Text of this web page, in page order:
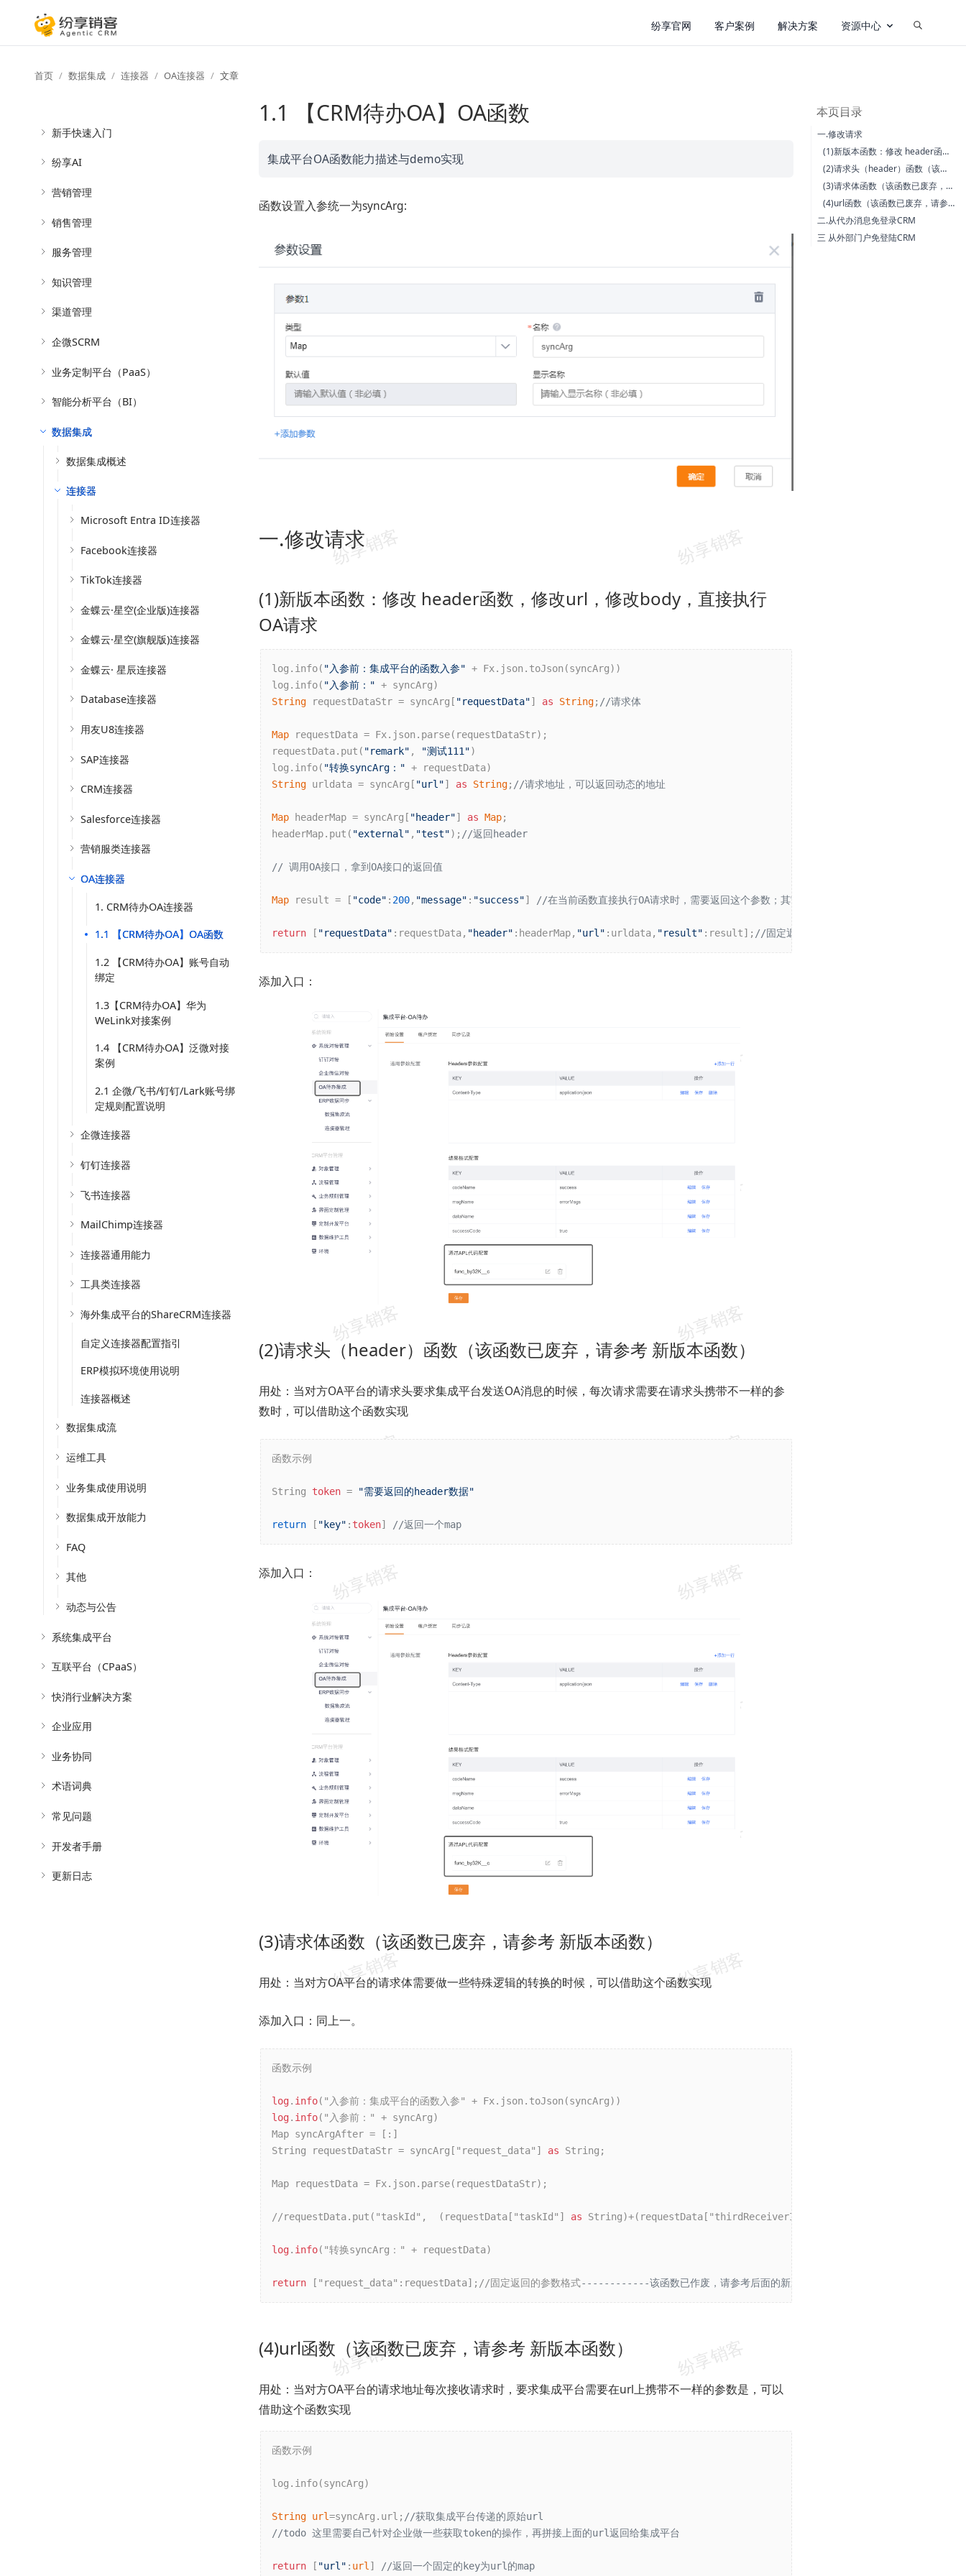
纷享官网 客户案例 解决方案 资源中心
首页 数据集成 连接器 OA连接器 文章
新手快速入门
纷享AI
营销管理
销售管理
服务管理
知识管理
渠道管理
企微SCRM
业务定制平台（PaaS）
智能分析平台（BI）
数据集成
数据集成概述
连接器
Microsoft Entra ID连接器
Facebook连接器
TikTok连接器
金蝶云·星空(企业版)连接器
金蝶云·星空(旗舰版)连接器
金蝶云· 星辰连接器
Database连接器
用友U8连接器
SAP连接器
CRM连接器
Salesforce连接器
营销服类连接器
OA连接器
1. CRM待办OA连接器
1.1 【CRM待办OA】OA函数
1.2 【CRM待办OA】账号自动
绑定
1.3【CRM待办OA】华为
WeLink对接案例
1.4 【CRM待办OA】泛微对接
案例
2.1 企微/飞书/钉钉/Lark账号绑
定规则配置说明
企微连接器
钉钉连接器
飞书连接器
MailChimp连接器
连接器通用能力
工具类连接器
海外集成平台的ShareCRM连接器
自定义连接器配置指引
ERP模拟环境使用说明
连接器概述
数据集成流
运维工具
业务集成使用说明
数据集成开放能力
FAQ
其他
动态与公告
系统集成平台
互联平台（CPaaS）
快消行业解决方案
企业应用
业务协同
术语词典
常见问题
开发者手册
更新日志
1.1 【CRM待办OA】OA函数
集成平台OA函数能力描述与demo实现
函数设置入参统一为syncArg:
一.修改请求
(1)新版本函数：修改 header函数，修改url，修改body，直接执行
OA请求
log.info( "入参前：集成平台的函数入参" + Fx.json.toJson(syncArg))
log.info( "入参前："
String requestDataStr = syncArg[ "requestData"] as String; //请求体
Map requestData = Fx.json.parse(requestDataStr);
requestData.put( "remark" , "测试111")
log.info( "转换syncArg："
String urldata = syncArg[ "url"] as String; //请求地址，可以返回动态的地址
Map headerMap = syncArg[ "header"] as Map;
headerMap.put( "external" , "test"); //返回header
// 调用OA接口，拿到OA接口的返回值
Map result = [ "code" : 200, "message" : "success"] //在当前函数直接执行OA请求时，需要返回这个参数；其它场景，请不要返回这个参数。
return [ "requestData" :requestData, "header" :headerMap, "url" :urldata, "result" :result]; //固定返回的参数格式
添加入口：
(2)请求头（header）函数（该函数已废弃，请参考 新版本函数）
用处：当对方OA平台的请求头要求集成平台发送OA消息的时候，每次请求需要在请求头携带不一样的参
数时，可以借助这个函数实现
函数示例
String token = "需要返回的header数据"
return [ "key" : token] //返回一个map
添加入口：
(3)请求体函数（该函数已废弃，请参考 新版本函数）
用处：当对方OA平台的请求体需要做一些特殊逻辑的转换的时候，可以借助这个函数实现
添加入口：同上一。
函数示例
log. info
log. info("入参前：" + syncArg)
Map syncArgAfter = [:]
String requestDataStr = syncArg["request_data"] as String;
Map requestData = Fx.json.parse(requestDataStr);
//requestData.put("taskId",  (requestData["taskId"] as String)+(requestData["thirdReceiverId"]!=
log. info("转换syncArg：" + requestData)
return ["request_data":requestData];//固定返回的参数格式------------该函数已作废，请参考后面的新版本函数
(4)url函数（该函数已废弃，请参考 新版本函数）
用处：当对方OA平台的请求地址每次接收请求时，要求集成平台需要在url上携带不一样的参数是，可以
借助这个函数实现
函数示例
log.info(syncArg)
String url=syncArg.url; //获取集成平台传递的原始url
//todo 这里需要自己针对企业做一些获取token的操作，再拼接上面的url返回给集成平台
return [ "url" : url ] //返回一个固定的key为url的map
本页目录
一.修改请求
(1)新版本函数：修改 header函数，修改url，修改body，直接执行OA请求
(2)请求头（header）函数（该函数已废弃，请参考 新版本函数）
(3)请求体函数（该函数已废弃，请参考 新版本函数）
(4)url函数（该函数已废弃，请参考 新版本函数）
二.从代办消息免登录CRM
三 从外部门户免登陆CRM